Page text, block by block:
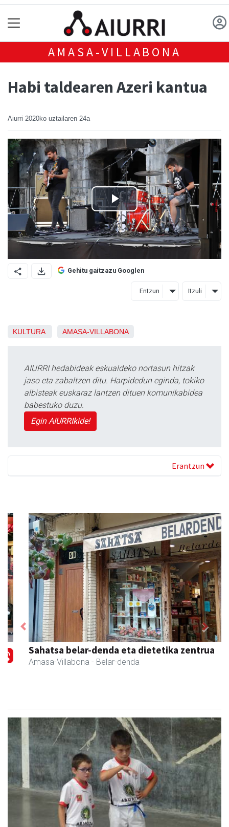
AMASA-VILLABONA
Habi taldearen Azeri kantua
Aiurri 2020ko uztailaren 24a
Gehitu gaitzazu Googlen
Entzun Itzuli
KULTURA AMASA-VILLABONA
AIURRI hedabideak eskualdeko nortasun hitzak
jaso eta zabaltzen ditu. Harpidedun eginda, tokiko
albisteak euskaraz lantzen dituen komunikabidea
babestuko duzu.
Egin AIURRIkide!
Erantzun
Sahatsa belar-denda eta dietetika zentrua
Amasa-Villabona - Belar-denda
Previous Next